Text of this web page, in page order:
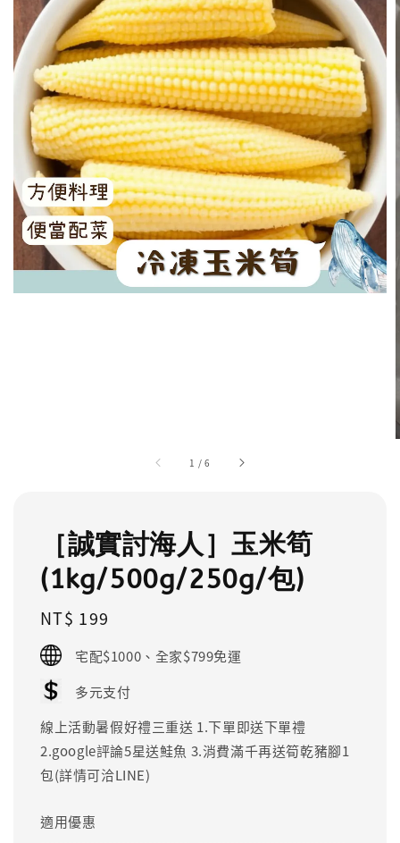
1 /6
［誠實討海人］玉米筍
(1kg/500g/250g/包)
Regular
price
NT$ 199
宅配$1000、全家$799免運
多元支付
線上活動暑假好禮三重送 1.下單即送下單禮
2.google評論5星送鮭魚 3.消費滿千再送筍乾豬腳1
包(詳情可洽LINE)
適用優惠